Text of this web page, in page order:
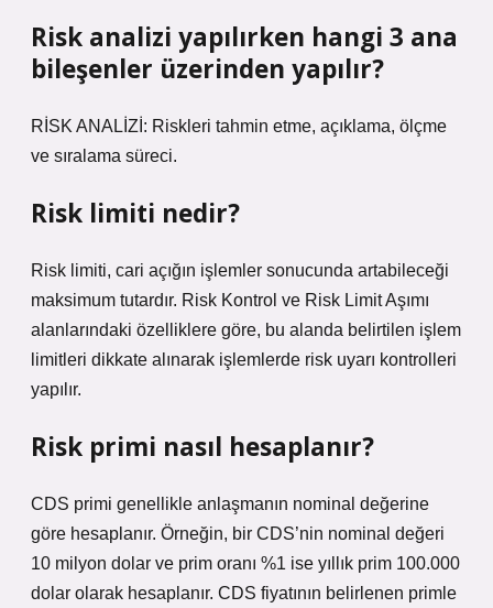
Risk analizi yapılırken hangi 3 ana
bileşenler üzerinden yapılır?
RİSK ANALİZİ: Riskleri tahmin etme, açıklama, ölçme
ve sıralama süreci.
Risk limiti nedir?
Risk limiti, cari açığın işlemler sonucunda artabileceği
maksimum tutardır. Risk Kontrol ve Risk Limit Aşımı
alanlarındaki özelliklere göre, bu alanda belirtilen işlem
limitleri dikkate alınarak işlemlerde risk uyarı kontrolleri
yapılır.
Risk primi nasıl hesaplanır?
CDS primi genellikle anlaşmanın nominal değerine
göre hesaplanır. Örneğin, bir CDS’nin nominal değeri
10 milyon dolar ve prim oranı %1 ise yıllık prim 100.000
dolar olarak hesaplanır. CDS fiyatının belirlenen primle